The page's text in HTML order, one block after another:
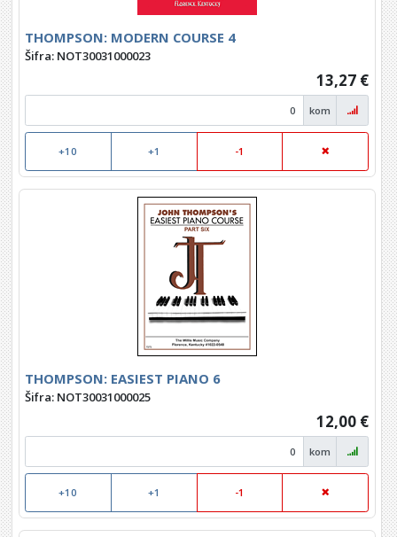
THOMPSON: MODERN COURSE 4
Šifra: NOT30031000023
13,27 €
kom
+10 +1 -1
THOMPSON: EASIEST PIANO 6
Šifra: NOT30031000025
12,00 €
kom
+10 +1 -1